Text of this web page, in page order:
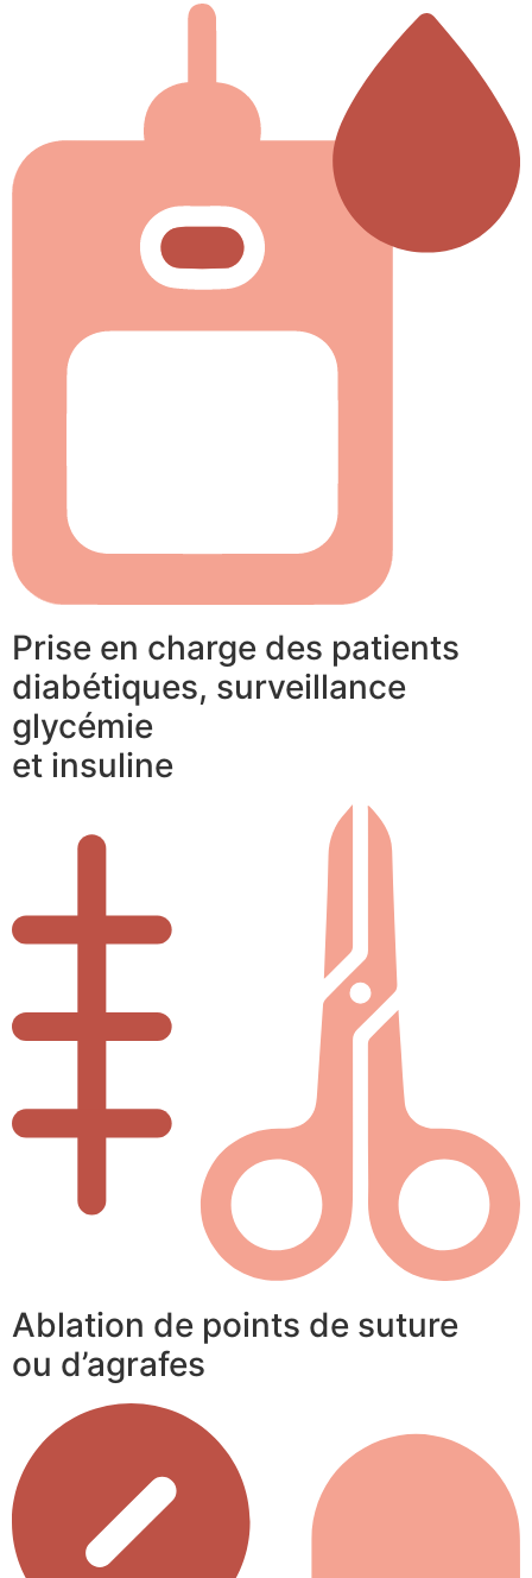
Prise en charge des patients
diabétiques, surveillance
glycémie
et insuline
Ablation de points de suture
ou d’agrafes